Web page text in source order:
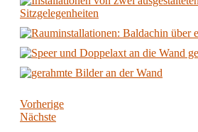
Vorherige
Nächste